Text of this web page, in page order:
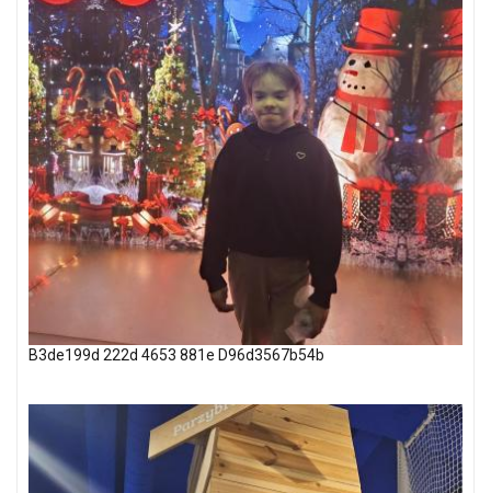
B3de199d 222d 4653 881e D96d3567b54b